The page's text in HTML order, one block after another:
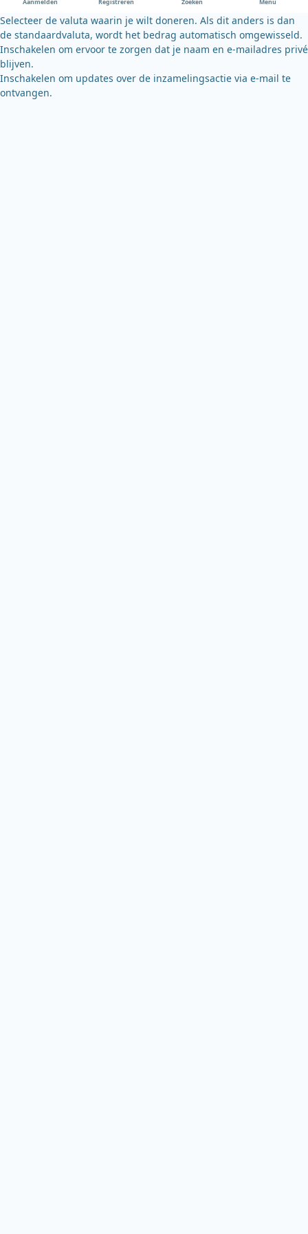
k
Aanmelden Registreren Zoeken Menu
Selecteer de valuta waarin je wilt doneren. Als dit anders is dan
de standaardvaluta, wordt het bedrag automatisch omgewisseld.
Inschakelen om ervoor te zorgen dat je naam en e-mailadres privé
blijven.
Inschakelen om updates over de inzamelingsactie via e-mail te
ontvangen.